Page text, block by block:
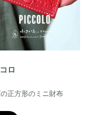
ロ
正方形のミニ財布